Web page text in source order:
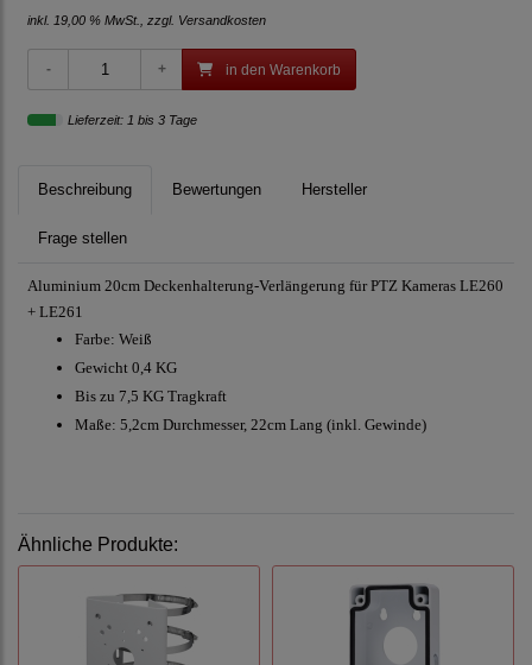
inkl. 19,00 % MwSt., zzgl. Versandkosten
in den Warenkorb
Lieferzeit: 1 bis 3 Tage
Beschreibung Bewertungen Hersteller
Frage stellen
Aluminium 20cm Deckenhalterung-Verlängerung für PTZ Kameras LE260
+ LE261
Farbe: Weiß
Gewicht 0,4 KG
Bis zu 7,5 KG Tragkraft
Maße: 5,2cm Durchmesser, 22cm Lang (inkl. Gewinde)
Ähnliche Produkte: